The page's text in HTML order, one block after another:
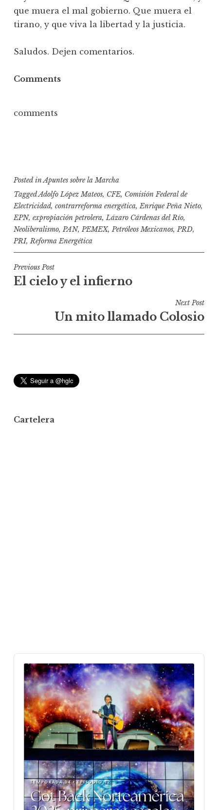
que muera el mal gobierno. Que muera el
tirano, y que viva la libertad y la justicia.
Saludos. Dejen comentarios.
Comments
comments
Posted inApuntes sobre la Marcha
TaggedAdolfo López Mateos, CFE, Comisión Federal de
Electricidad, contrarreforma energética,Enrique Peña Nieto,
EPN, expropiación petrolera,Lázaro Cárdenas del Río,
Neoliberalismo, PAN, PEMEX, Petróleos Mexicanos, PRD,
PRI, Reforma Energética
N
a
ó
e
Previous Post
El cielo y el infierno
Next Post
Un mito llamado Colosio
Cartelera
Audio
Player